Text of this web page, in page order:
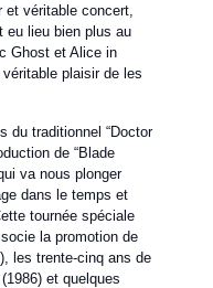
véritable concert,
eu lieu bien plus au
Ghost et Alice in
plaisir de les
du traditionnel “Doctor
de “Blade
va nous plonger
dans le temps et
tournée spéciale
la promotion de
les trente-cinq ans de
et quelques